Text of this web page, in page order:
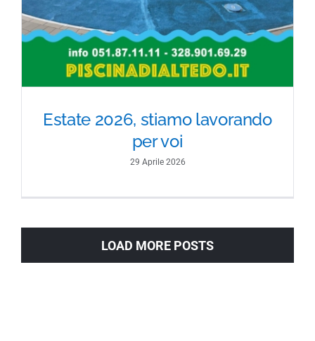
Estate 2026, stiamo lavorando
per voi
29 Aprile 2026
LOAD MORE POSTS